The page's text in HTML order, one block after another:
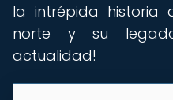
la intrépida historia
norte y su
actualidad!